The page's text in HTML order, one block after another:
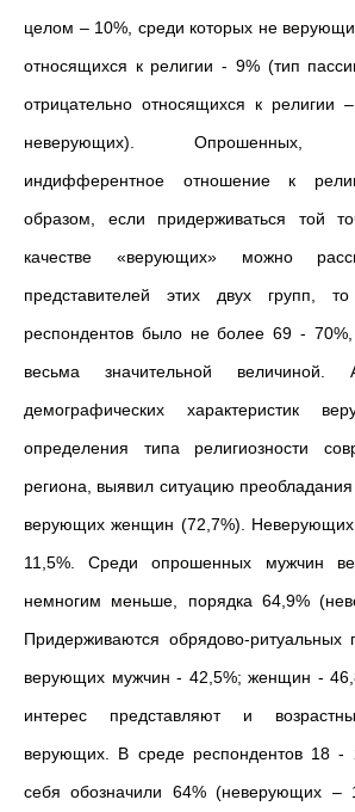
целом – 10%, среди которых не
относящихся к религии - 9% (тип
отрицательно относящихся к религии
неверующих). Опрошенных,
индифферентное отношение к
образом, если придерживаться той
качестве «верующих» можно
представителей этих двух групп,
респондентов было не более 69 - 70%,
весьма значительной величиной.
демографических характеристик
определения типа религиозности
региона, выявил ситуацию
верующих женщин (72,7%).
11,5%. Среди опрошенных мужчин
немногим меньше, порядка 64,9%
Придерживаются обрядово-ритуальных
верующих мужчин - 42,5%; женщин -
интерес представляют и
верующих. В среде респондентов 18
себя обозначили 64% (неверующих –